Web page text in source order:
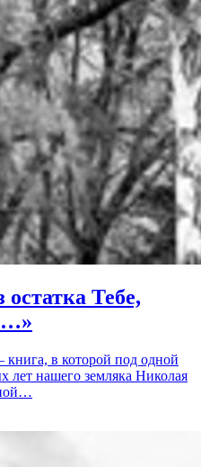
Тебе,
книга, в которой под одной
лет нашего земляка Николая